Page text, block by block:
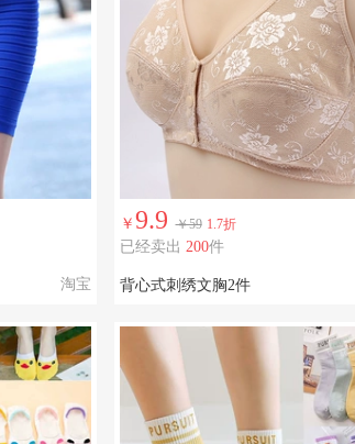
淘宝
￥ 9.9 ￥59 1.7折
已经卖出 200件
背心式刺绣文胸2件